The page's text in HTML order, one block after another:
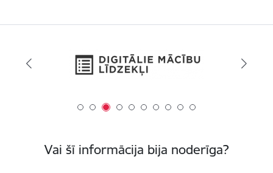
Vai šī informācija bija noderīga?